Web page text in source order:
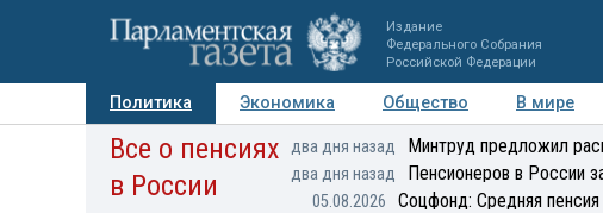
Издание
Федерального Собрания
Российской Федерации
Политика Экономика Общество В мире
Авторы Персоны Мнения Регионы
Все о пенсиях
в России
два дня назад Минтруд предложил
два дня назад Пенсионеров в России
05.08.2026 Соцфонд: Средняя